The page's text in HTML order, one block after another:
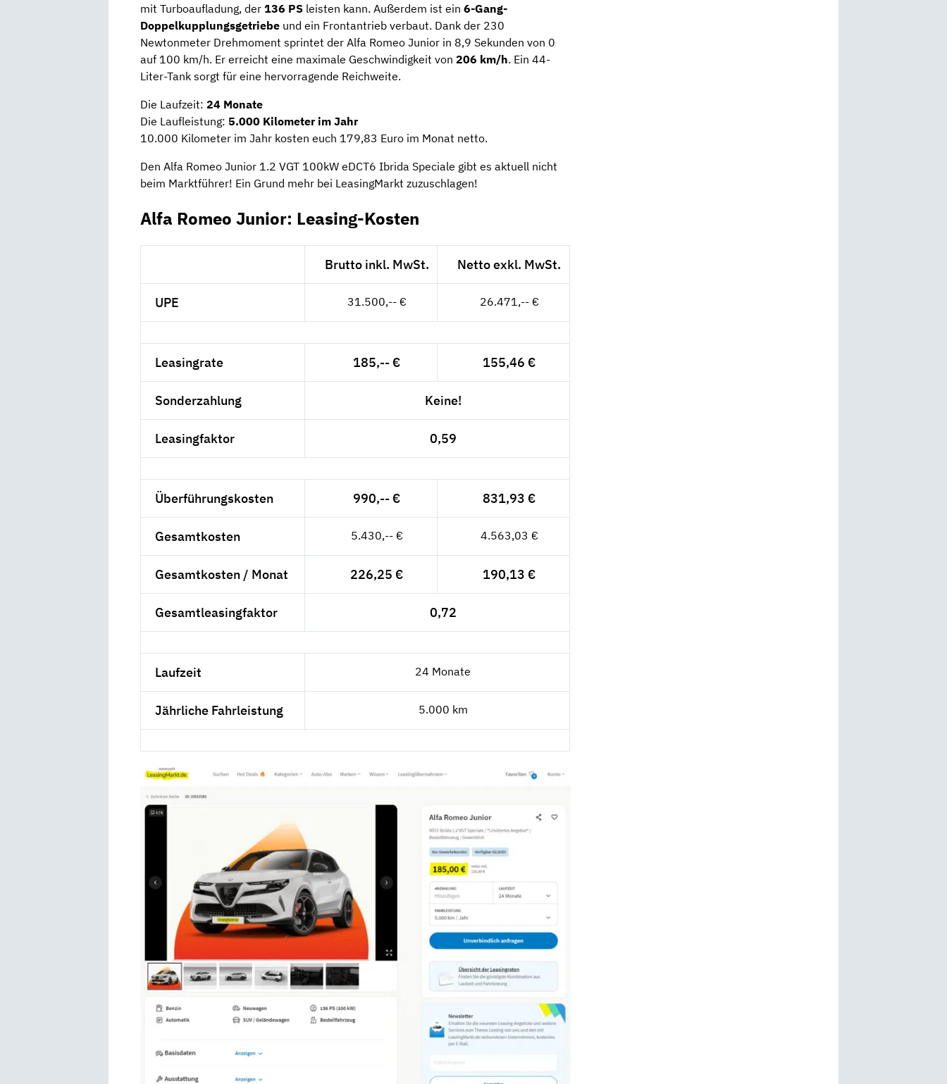
mit Turboaufladung, der 136 PS leisten kann. Außerdem ist ein 6-Gang-
Doppelkupplungsgetriebe und ein Frontantrieb verbaut. Dank der 230
Newtonmeter Drehmoment sprintet der Alfa Romeo Junior in 8,9 Sekunden von 0
auf 100 km/h. Er erreicht eine maximale Geschwindigkeit von 206 km/h. Ein 44-
Liter-Tank sorgt für eine hervorragende Reichweite.
Die Laufzeit: 24 Monate
Die Laufleistung: 5.000 Kilometer im Jahr
10.000 Kilometer im Jahr kosten euch 179,83 Euro im Monat netto.
Den Alfa Romeo Junior 1.2 VGT 100kW eDCT6 Ibrida Speciale gibt es aktuell nicht
beim Marktführer! Ein Grund mehr bei LeasingMarkt zuzuschlagen!
Alfa Romeo Junior: Leasing-Kosten
Brutto inkl. MwSt. Netto exkl. MwSt.
UPE 31.500,-- € 26.471,-- €
Leasingrate 185,-- € 155,46 €
Sonderzahlung Keine!
Leasingfaktor 0,59
Überführungskosten 990,-- € 831,93 €
Gesamtkosten 5.430,-- € 4.563,03 €
Gesamtkosten / Monat 226,25 € 190,13 €
Gesamtleasingfaktor 0,72
Laufzeit 24 Monate
Jährliche Fahrleistung 5.000 km